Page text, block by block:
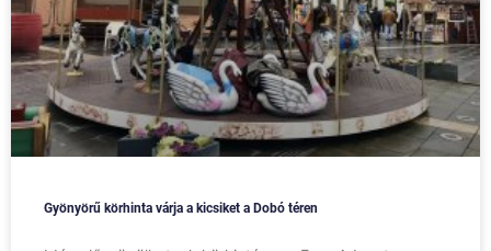
Gyönyörű körhinta várja a kicsiket a Dobó téren